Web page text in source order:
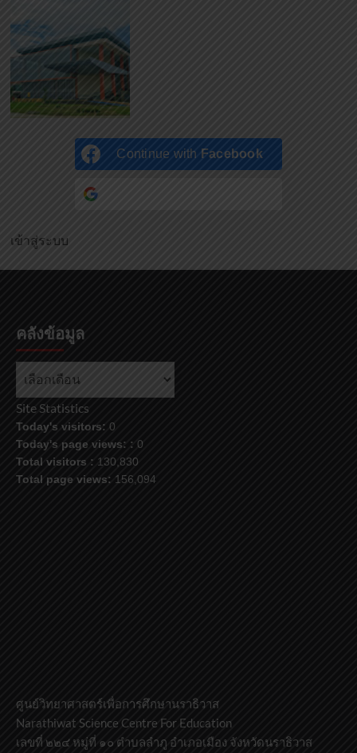
Continue with Facebook
เข้าสู่ระบบ
คลังข้อมูล
Site Statistics
Today's visitors: 0
Today's page views: : 0
Total visitors : 130,830
Total page views: 156,094
ศูนย์วิทยาศาสตร์เพื่อการศึกษานราธิวาส
Narathiwat Science Centre For Education
เลขที่ ๒๒๔ หมู่ที่ ๑๐ ตำบลลำภู อำเภอเมือง จังหวัดนราธิวาส